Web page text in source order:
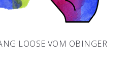
LOOSE VOM OBINGER